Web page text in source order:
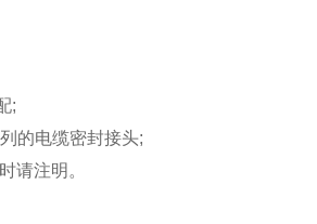
;
的电缆密封接头;
请注明。